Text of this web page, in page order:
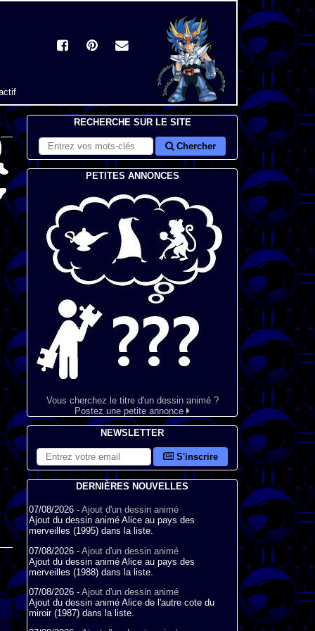
RECHERCHE SUR LE SITE
Chercher
PETITES ANNONCES
Vous cherchez le titre d'un dessin animé ?
Postez une petite annonce
NEWSLETTER
S'inscrire
DERNIÈRES NOUVELLES
07/08/2026 - Ajout d'un dessin animé
Ajout du dessin animé Alice au pays des
merveilles (1995) dans la liste.
07/08/2026 - Ajout d'un dessin animé
Ajout du dessin animé Alice au pays des
merveilles (1988) dans la liste.
07/08/2026 - Ajout d'un dessin animé
Ajout du dessin animé Alice de l'autre cote du
miroir (1987) dans la liste.